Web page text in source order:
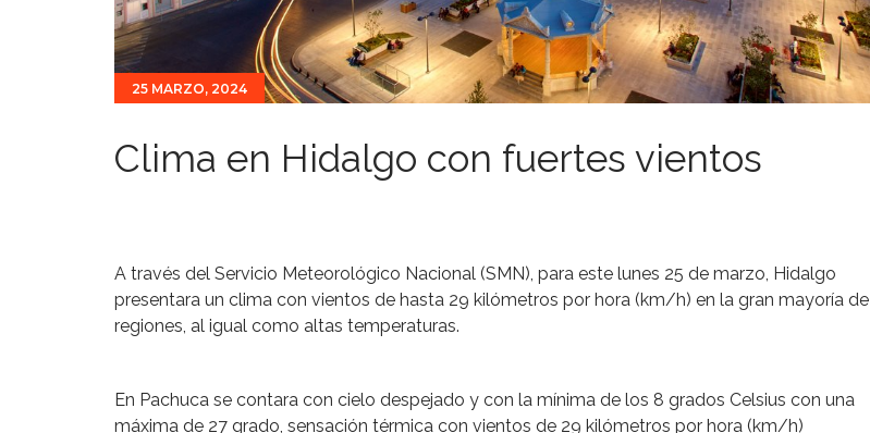
25 MARZO, 2024
Clima en Hidalgo con fuertes vientos
A través del Servicio Meteorológico Nacional (SMN), para este lunes 25 de marzo, Hidalgo
presentara un clima con vientos de hasta 29 kilómetros por hora (km/h) en la gran mayoría de
regiones, al igual como altas temperaturas.
En Pachuca se contara con cielo despejado y con la mínima de los 8 grados Celsius con una
máxima de 27 grado, sensación térmica con vientos de 29 kilómetros por hora (km/h)